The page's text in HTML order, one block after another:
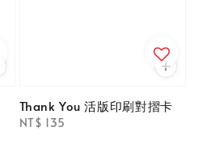
Thank You 活版印刷對摺卡
Regular
NT$ 135